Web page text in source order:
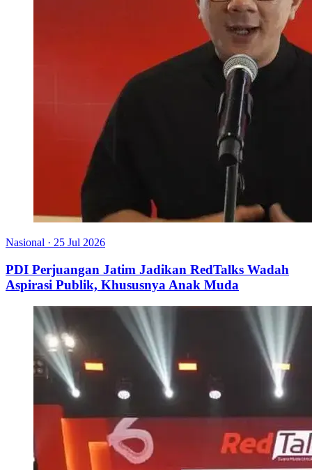
Nasional · 25 Jul 2026
PDI Perjuangan Jatim Jadikan RedTalks Wadah
Aspirasi Publik, Khususnya Anak Muda